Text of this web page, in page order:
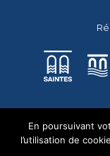
En poursuivant
l’utilisation de